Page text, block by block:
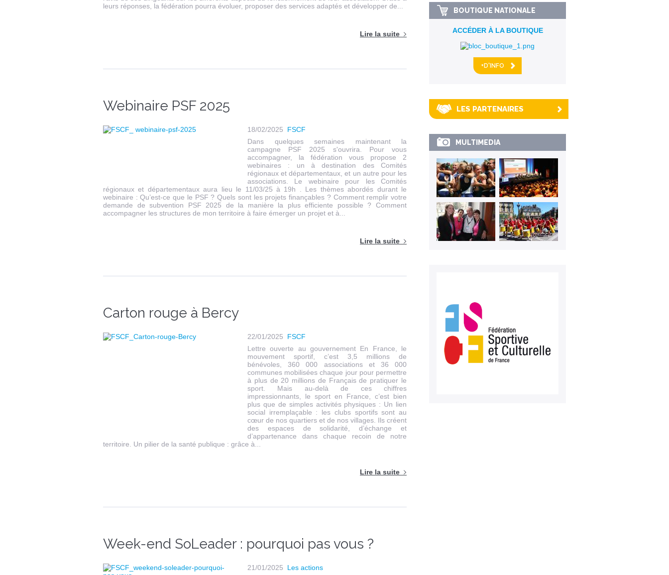
leurs réponses, la fédération pourra évoluer, proposer des services adaptés et développer de...
Lire la suite
Webinaire PSF 2025
18/02/2025
FSCF
Dans quelques semaines maintenant la
campagne PSF 2025 s'ouvrira. Pour vous
accompagner, la fédération vous propose 2
webinaires : un à destination des Comités
régionaux et départementaux, et un autre pour les
associations. Le webinaire pour les Comités
régionaux et départementaux aura lieu le 11/03/25 à 19h . Les thèmes abordés durant le
webinaire : Qu’est-ce que le PSF ? Quels sont les projets finançables ? Comment remplir votre
demande de subvention PSF 2025 de la manière la plus efficiente possible ? Comment
accompagner les structures de mon territoire à faire émerger un projet et à...
Lire la suite
Carton rouge à Bercy
22/01/2025
FSCF
Lettre ouverte au gouvernement En France, le
mouvement sportif, c’est 3,5 millions de
bénévoles, 360 000 associations et 36 000
communes mobilisées chaque jour pour permettre
à plus de 20 millions de Français de pratiquer le
sport. Mais au-delà de ces chiffres
impressionnants, le sport en France, c’est bien
plus que de simples activités physiques : Un lien
social irremplaçable : les clubs sportifs sont au
cœur de nos quartiers et de nos villages. Ils créent
des espaces de solidarité, d’échange et
d’appartenance dans chaque recoin de notre
territoire. Un pilier de la santé publique : grâce à...
Lire la suite
Week-end SoLeader : pourquoi pas vous ?
21/01/2025
Les actions
BOUTIQUE NATIONALE
ACCÉDER À LA BOUTIQUE
+D'INFO
LES PARTENAIRES
MULTIMEDIA